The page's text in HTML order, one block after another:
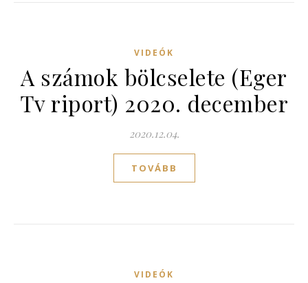
VIDEÓK
A számok bölcselete (Eger
Tv riport) 2020. december
2020.12.04.
TOVÁBB
VIDEÓK